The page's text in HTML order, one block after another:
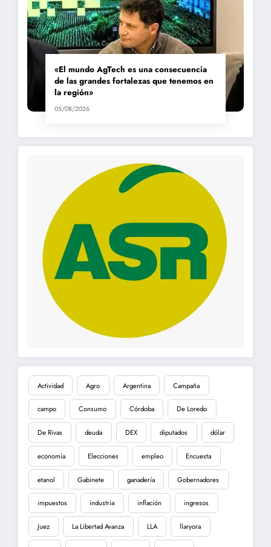
«El mundo AgTech es una consecuencia
de las grandes fortalezas que tenemos en
la región»
05/08/2026
Actividad Agro Argentina Campaña
campo Consumo Córdoba De Loredo
De Rivas deuda DEX diputados dólar
economía Elecciones empleo Encuesta
etanol Gabinete ganadería Gobernadores
impuestos industria inflación ingresos
Juez La Libertad Avanza LLA llaryora